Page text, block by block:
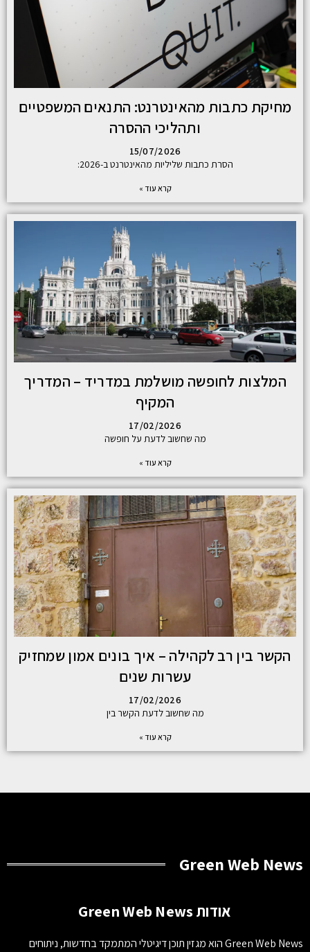
מחיקת כתבות מהאינטרנט: התנאים המשפטיים
ותהליכי ההסרה
15/07/2026
הסרת כתבות שליליות מהאינטרנט ב-2026:
קרא עוד »
המלצות לחופשה מושלמת במדריד – המדריך
המקיף
17/02/2026
מה שחשוב לדעת על חופשה
קרא עוד »
הקשר בין רב לקהילה – איך בונים אמון שמחזיק
עשרות שנים
17/02/2026
מה שחשוב לדעת הקשר בין
קרא עוד »
Green Web News
אודות Green Web News
Green Web News הוא מגזין תוכן דיגיטלי המתמקד בחדשות, ניתוחים